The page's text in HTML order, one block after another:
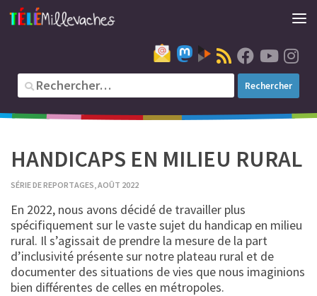
HANDICAPS EN MILIEU RURAL
SÉRIE DE REPORTAGES, AOÛT 2022
En 2022, nous avons décidé de travailler plus
spécifiquement sur le vaste sujet du handicap en milieu
rural. Il s’agissait de prendre la mesure de la part
d’inclusivité présente sur notre plateau rural et de
documenter des situations de vies que nous imaginions
bien différentes de celles en métropoles.